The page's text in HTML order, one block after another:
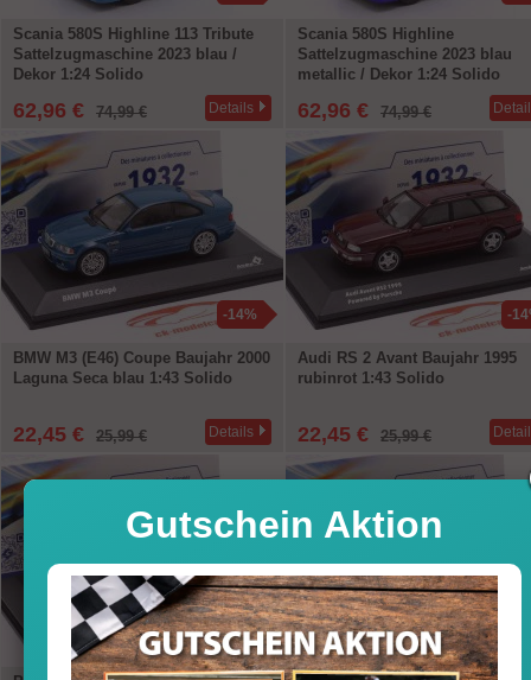
Scania 580S Highline 113 Tribute
Sattelzugmaschine 2023 blau /
Dekor 1:24 Solido
62,96 € 74,99 € Details
Scania 580S Highline
Sattelzugmaschine 2023 blau
metallic / Dekor 1:24 Solido
62,96 € 74,99 €
-14%
BMW M3 (E46) Coupe Baujahr 2000
Laguna Seca blau 1:43 Solido
22,45 € 25,99 € Details
-
Audi RS 2 Avant Baujahr 1995
rubinrot 1:43 Solido
22,45 € 25,99 €
-14%
Gutschein Aktion